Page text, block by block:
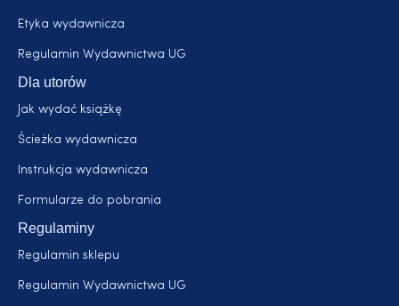
Etyka wydawnicza
Regulamin Wydawnictwa UG
Dla utorów
Jak wydać książkę
Ścieżka wydawnicza
Instrukcja wydawnicza
Formularze do pobrania
Regulaminy
Regulamin sklepu
Regulamin Wydawnictwa UG